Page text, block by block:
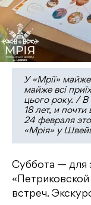
У «Мрії» майже
майже всі
цього року. / В
18 лет, и
24 февраля
«Мрія» у
Суббота — для
встреч.